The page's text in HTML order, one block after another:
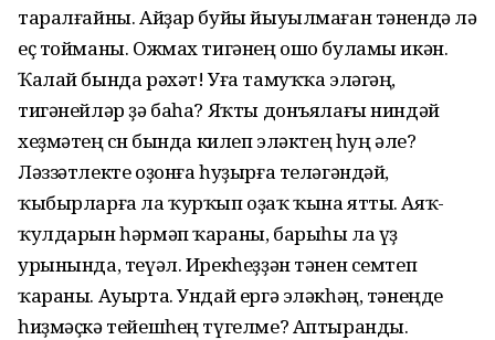
таралғайны. Айҙар буйы йыуылмаған тәнендә лә
еҫ тойманы. Ожмах тигәнең ошо буламы икән.
Ҡалай бында рәхәт! Уға тамуҡҡа эләгәң,
тигәнейләр ҙә баһа? Яҡты донъялағы ниндәй
хеҙмәтең өсөн бында килеп эләктең һуң әле?
Ләззәтлекте оҙонға һуҙырға теләгәндәй,
ҡыбырларға ла ҡурҡып оҙаҡ ҡына ятты. Аяҡ-
ҡулдарын һәрмәп ҡараны, барыһы ла үҙ
урынында, теүәл. Ирекһеҙҙән тәнен семтеп
ҡараны. Ауырта. Ундай ергә эләкһәң, тәнеңде
һиҙмәҫкә тейешһең түгелме? Аптыранды.